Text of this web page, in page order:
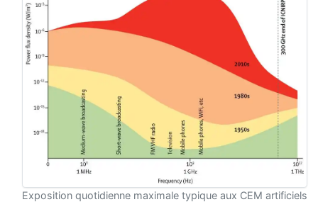
Exposition quotidienne maximale typique aux CEM artificiels